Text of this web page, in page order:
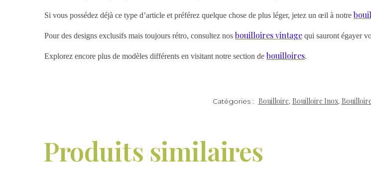
Si vous possédez déjà ce type d’article et préférez quelque chose de plus léger, jetez un œil à notre
Pour des designs exclusifs mais toujours rétro, consultez nos bouilloires vintagequi sauront égayer
Explorez encore plus de modèles différents en visitant notre section de bouilloires.
Catégories : Bouilloire, Bouilloire Inox,
Produits similaires